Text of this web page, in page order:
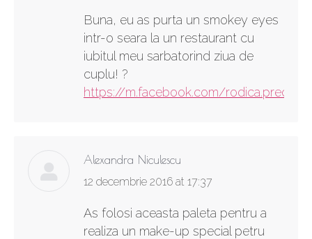
Buna, eu as purta un smokey eyes
intr-o seara la un restaurant cu
iubitul meu sarbatorind ziua de
cuplu! ?
https://m.facebook.com/rodica.preda
Alexandra Niculescu
says:
12 decembrie 2016 at 17:37
As folosi aceasta paleta pentru a
realiza un make-up special petru